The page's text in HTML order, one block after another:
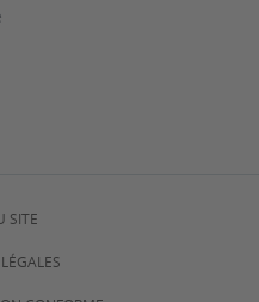
SITE